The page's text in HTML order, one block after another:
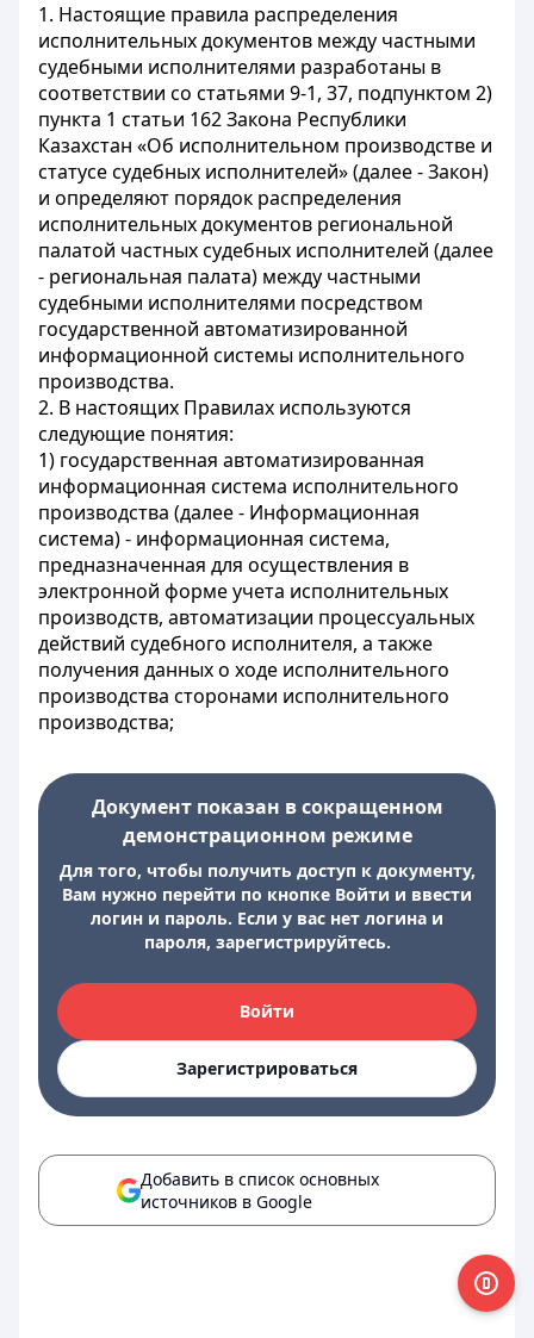
1. Настоящие правила распределения
исполнительных документов между частными
судебными исполнителями разработаны в
соответствии со статьями 9-1, 37, подпунктом 2)
пункта 1 статьи 162 Закона Республики
Казахстан «Об исполнительном производстве и
статусе судебных исполнителей» (далее - Закон)
и определяют порядок распределения
исполнительных документов региональной
палатой частных судебных исполнителей (далее
- региональная палата) между частными
судебными исполнителями посредством
государственной автоматизированной
информационной системы исполнительного
производства.
2. В настоящих Правилах используются
следующие понятия:
1) государственная автоматизированная
информационная система исполнительного
производства (далее - Информационная
система) - информационная система,
предназначенная для осуществления в
электронной форме учета исполнительных
производств, автоматизации процессуальных
действий судебного исполнителя, а также
получения данных о ходе исполнительного
производства сторонами исполнительного
производства;
Документ показан в сокращенном
демонстрационном режиме
Для того, чтобы получить доступ к документу,
Вам нужно перейти по кнопке Войти и ввести
логин и пароль. Если у вас нет логина и
пароля, зарегистрируйтесь.
Войти
Зарегистрироваться
Добавить в список основных
источников в Google